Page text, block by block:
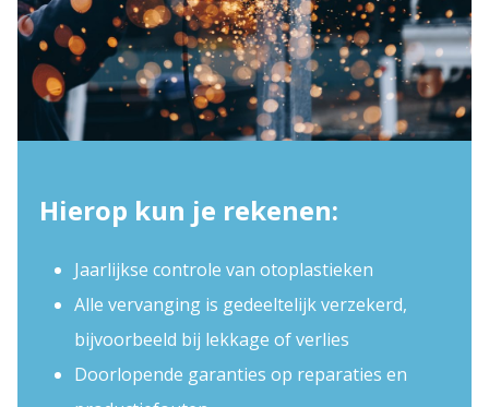
Hierop kun je rekenen:
Jaarlijkse controle van otoplastieken
Alle vervanging is gedeeltelijk verzekerd,
bijvoorbeeld bij lekkage of verlies
Doorlopende garanties op reparaties en